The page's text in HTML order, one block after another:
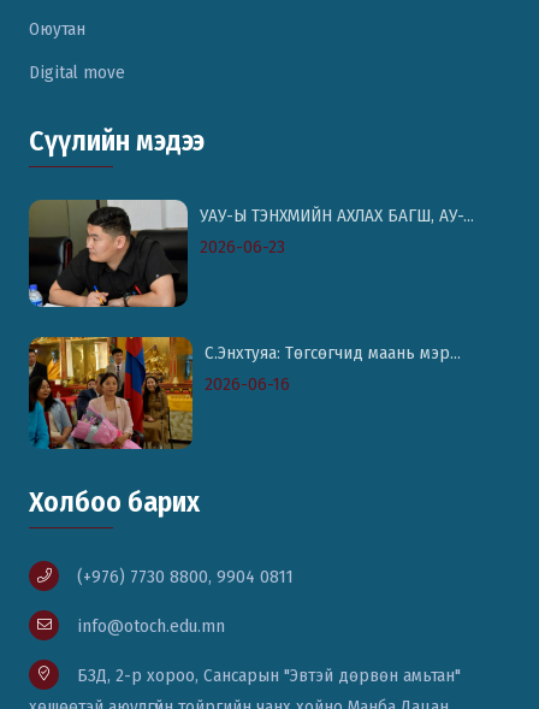
Оюутан
Digital move
Сүүлийн мэдээ
УАУ-Ы ТЭНХМИЙН АХЛАХ БАГШ, АУ-...
2026-06-23
С.Энхтуяа: Төгсөгчид маань мэр...
2026-06-16
Холбоо барих
(+976) 7730 8800, 9904 0811
info@otoch.edu.mn
БЗД, 2-р хороо, Сансарын "Эвтэй дөрвөн амьтан"